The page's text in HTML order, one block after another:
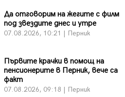
Да отговорим на жегите с филм
под звездите днес и утре
07.08.2026, 10:21 | Перник
Първите крачки в помощ на
пенсионерите в Перник, вече са
факт
07.08.2026, 09:18 | Перник